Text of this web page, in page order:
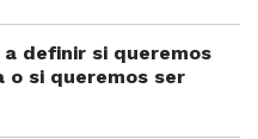
a definir si queremos
o si queremos ser